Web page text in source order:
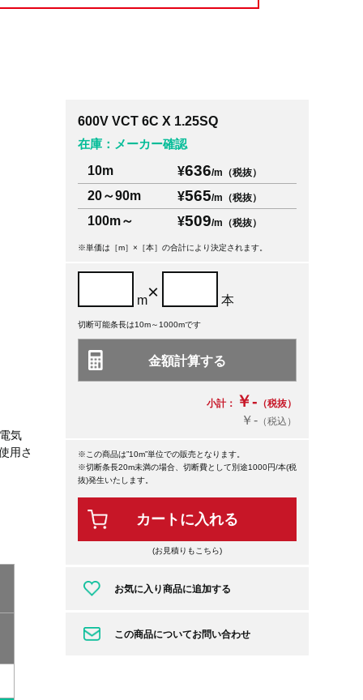
気
用さ
600V VCT 6C X 1.25SQ
在庫：メーカー確認
10m
¥636/m（税抜）
20～90m ¥565/m（税抜）
100m～ ¥509/m（税抜）
※単価は［m］×［本］の合計により決定されます。
m× 本
切断可能条長は10m～1000mです
小計： ￥- （税抜）
￥-（税込）
※この商品は”10m”単位での販売となります。
※切断条長20m未満の場合、切断費として別途1000円/本(税
抜)発生いたします。
カートに入れる
(お見積りもこちら)
お気に入り商品に追加する
この商品についてお問い合わせ